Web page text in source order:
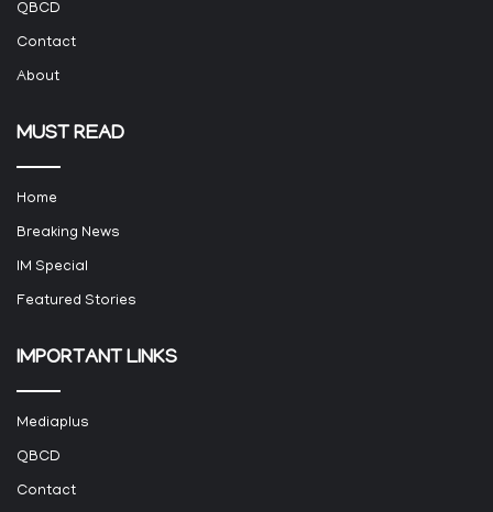
QBCD
Contact
About
MUST READ
Home
Breaking News
IM Special
Featured Stories
IMPORTANT LINKS
Mediaplus
QBCD
Contact